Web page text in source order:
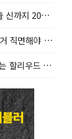
'액션 가이' 재탄생 이동욱, 상탈 탈출 신까지 200% 직접 소화
"영화 '귀향'은 반일 영화 아니다, 과거 직면해야 한다"
앤 해서웨이, 한국 배우보다 자주 보는 할리우드 스타